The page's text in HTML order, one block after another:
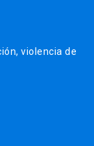
violencia de